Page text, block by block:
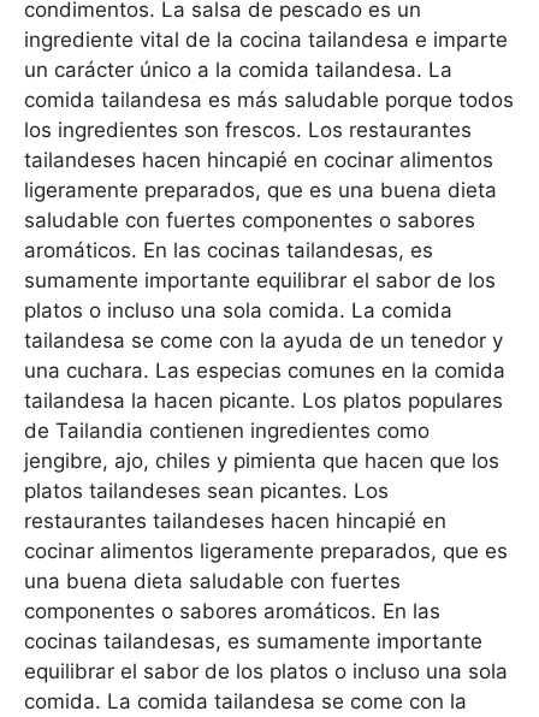
condimentos. La salsa de pescado es un
ingrediente vital de la cocina tailandesa e imparte
un carácter único a la comida tailandesa. La
comida tailandesa es más saludable porque todos
los ingredientes son frescos. Los restaurantes
tailandeses hacen hincapié en cocinar alimentos
ligeramente preparados, que es una buena dieta
saludable con fuertes componentes o sabores
aromáticos. En las cocinas tailandesas, es
sumamente importante equilibrar el sabor de los
platos o incluso una sola comida. La comida
tailandesa se come con la ayuda de un tenedor y
una cuchara. Las especias comunes en la comida
tailandesa la hacen picante. Los platos populares
de Tailandia contienen ingredientes como
jengibre, ajo, chiles y pimienta que hacen que los
platos tailandeses sean picantes. Los
restaurantes tailandeses hacen hincapié en
cocinar alimentos ligeramente preparados, que es
una buena dieta saludable con fuertes
componentes o sabores aromáticos. En las
cocinas tailandesas, es sumamente importante
equilibrar el sabor de los platos o incluso una sola
comida. La comida tailandesa se come con la